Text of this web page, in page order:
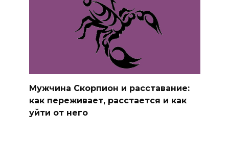
Мужчина Скорпион и расставание:
как переживает, расстается и как
уйти от него